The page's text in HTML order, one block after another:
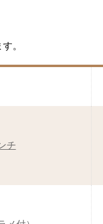
。
チ